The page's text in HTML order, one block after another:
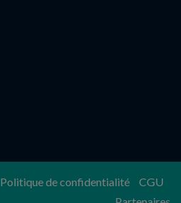
Politique de confidentialité
CGU